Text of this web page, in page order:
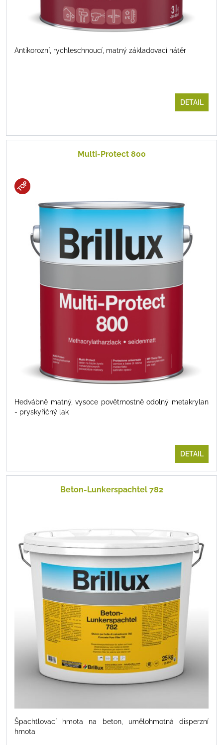
Antikorozní, rychleschnoucí, matný základovací nátěr
DETAIL
Multi-Protect 800
TOP
Hedvábně matný, vysoce povětrnostně odolný metakrylan
- pryskyřičný lak
DETAIL
Beton-Lunkerspachtel 782
Špachtlovací hmota na beton, umělohmotná disperzní
hmota